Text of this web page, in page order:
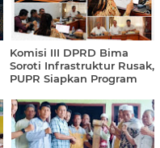
Komisi III DPRD Bima
Soroti Infrastruktur Rusak,
PUPR Siapkan Program